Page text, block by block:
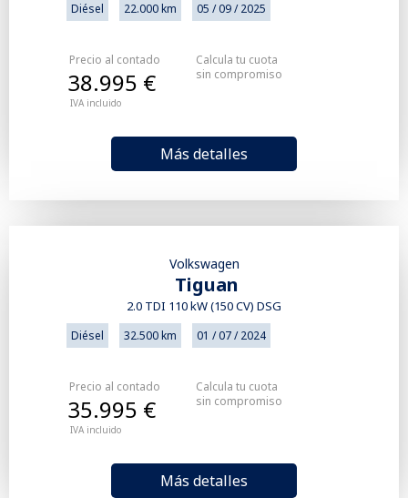
Diésel 22.000 km 05 / 09 / 2025
Precio al contado
IVA incluido
38.995 €
Más detalles
Calcula tu cuota
sin compromiso
Volkswagen
Tiguan
2.0 TDI 110 kW (150 CV) DSG
Diésel 32.500 km 01 / 07 / 2024
Precio al contado
IVA incluido
35.995 €
Más detalles
Calcula tu cuota
sin compromiso